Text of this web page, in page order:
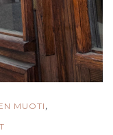
MUOTI ,